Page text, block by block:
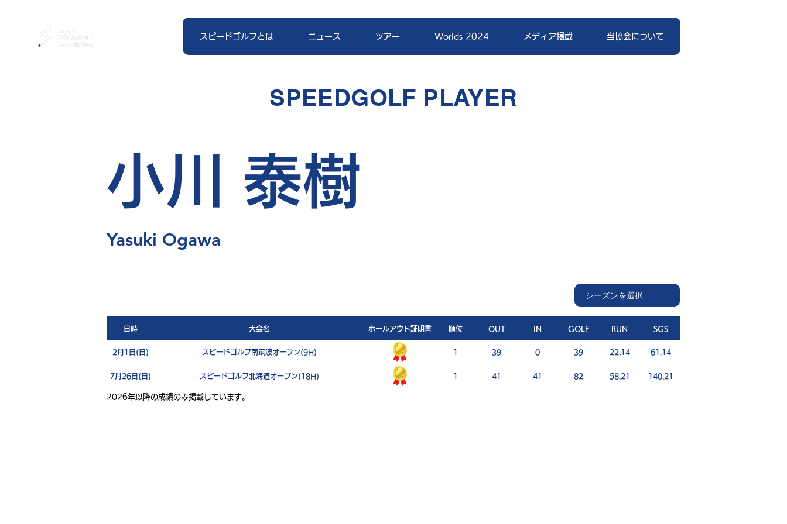
スピードゴルフとは ニュース ツアー Worlds 2024 メディア掲載 当協会について
SPEEDGOLF PLAYER
小川 泰樹
Yasuki Ogawa
日時 大会名 ホールアウト証明書 順位 OUT IN GOLF RUN SGS
2月1日(日) スピードゴルフ南筑波オープン(9H) 1 39 0 39 22.14 61.14
7月26日(日) スピードゴルフ北海道オープン(18H) 1 41 41 82 58.21 140.21
2026年以降の成績のみ掲載しています。